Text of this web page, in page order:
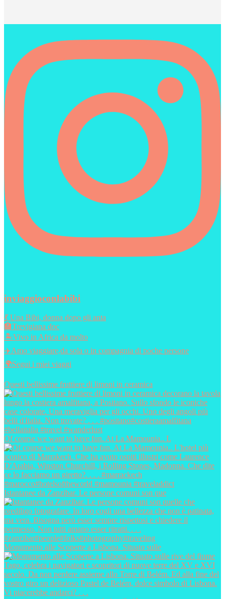
inviaggioconlabibi
💃 Una Bibi, donna dopo gli anta
🏣Trevigiana doc
🏝️Vivo in Africa da molto
✈️Amo viaggiare,da sola o in compagnia di poche persone
🌍Segui i miei viaggi
Questi bellissime fruttiere di limoni in ceramica
Of course we want to have fun. At La Mamounia.. L
Istantanee da Zanzibar. Le persone comuni son que
Monumento alle Scoperte a Lisbona. Situato sulle